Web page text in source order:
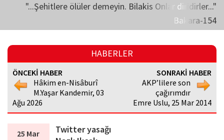
"...Şehitlere ölüler demeyin. Bilakis Onlar diridirler..."
Bakara-154
HABERLER
ÖNCEKİ HABER
Hâkim en-Nisâburî
M.Yaşar Kandemir, 03
Ağu 2026
SONRAKİ HABER
AKP’lilere son
çağırımdır
Emre Uslu, 25 Mar 2014
25 Mar
Twitter yasağı